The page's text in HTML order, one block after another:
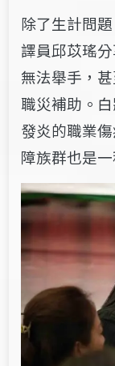
除了生計問
譯員邱苡瑤
無法舉手，
職災補助。
發炎的職業
障族群也是